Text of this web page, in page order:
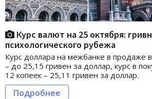
Курс валют на 25 октября:
психологического рубежа
Курс доллара на межбанке в продаже
– до 25,15 гривен за доллар, курс в
12 копеек – 25,11 гривен за доллар.
Подробнее